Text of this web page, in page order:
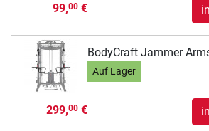
99,00€
BodyCraft Jammer
Auf Lager
299,00€